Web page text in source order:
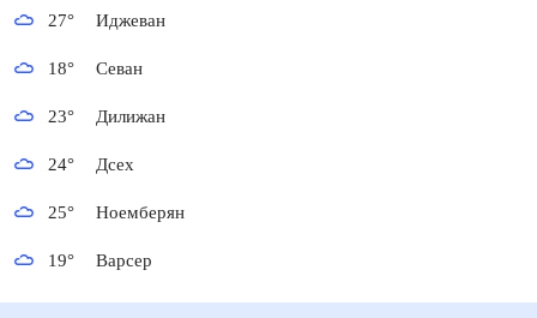
27° Иджеван
18° Севан
23° Дилижан
24° Дсех
25° Ноемберян
19° Варсер